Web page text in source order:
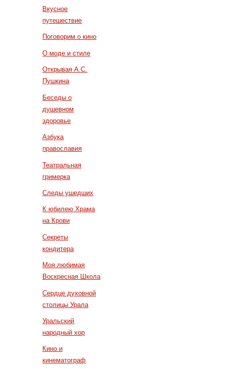
Вкусное
путешествие
Поговорим о кино
О моде и стиле
Открывая А.С.
Пушкина
Беседы о
душевном
здоровье
Азбука
православия
Театральная
гримерка
Следы ушедших
К юбилею Храма
на Крови
Секреты
кондитера
Моя любимая
Воскресная Школа
Сердце духовной
столицы Урала
Уральский
народный хор
Кино и
кинематограф